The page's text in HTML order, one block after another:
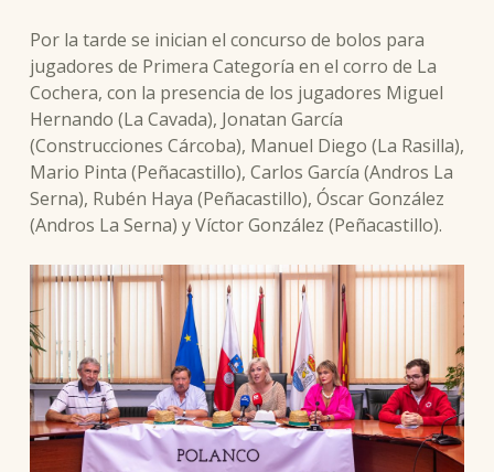
Por la tarde se inician el concurso de bolos para
jugadores de Primera Categoría en el corro de La
Cochera, con la presencia de los jugadores Miguel
Hernando (La Cavada), Jonatan García
(Construcciones Cárcoba), Manuel Diego (La Rasilla),
Mario Pinta (Peñacastillo), Carlos García (Andros La
Serna), Rubén Haya (Peñacastillo), Óscar González
(Andros La Serna) y Víctor González (Peñacastillo).